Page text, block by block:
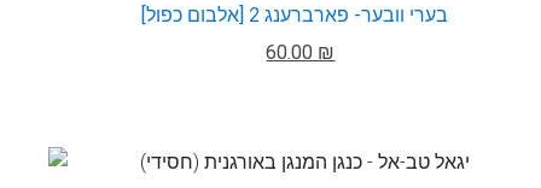
בערי וובער- פארברענג 2 [אלבום כפול]
60.00 ₪